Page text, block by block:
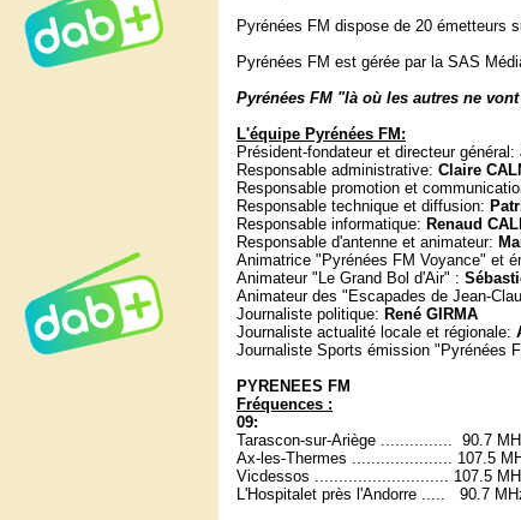
Pyrénées FM dispose de 20 émetteurs
Pyrénées FM est gérée par la SAS
Pyrénées FM "là où les autres ne
L'équipe Pyrénées FM:
Président-fondateur et directeur général:
Responsable administrative: Claire
Responsable promotion et
Responsable technique et diffusion:
Responsable informatique: Renaud
Responsable d'antenne et animateur:
Animatrice "Pyrénées FM Voyance" et
Animateur "Le Grand Bol d'Air" :
Animateur des "Escapades de Jean-Clau
Journaliste politique: René GIRMA
Journaliste actualité locale et régionale:
Journaliste Sports émission "Pyrénées
PYRENEES FM
Fréquences :
09:
Tarascon-sur-Ariège ............... 90.7
Ax-les-Thermes ..................... 107.5
Vicdessos ............................ 107.5
L'Hospitalet près l'Andorre ..... 90.7